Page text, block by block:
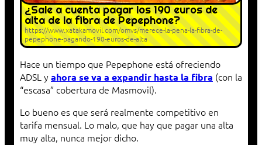
¿Sale a cuenta pagar los 190 euros de
alta de la fibra de Pepephone?
https://www.xatakamovil.com/omvs/merece-la-pena-la-fibra-de-
pepephone-pagando-190-euros-de-alta
Hace un tiempo que Pepephone está ofreciendo
ADSL y ahora se va a expandir hasta la fibra (con la
“escasa” cobertura de Masmovil).
Lo bueno es que será realmente competitivo en
tarifa mensual. Lo malo, que hay que pagar una alta
muy alta, nunca mejor dicho.